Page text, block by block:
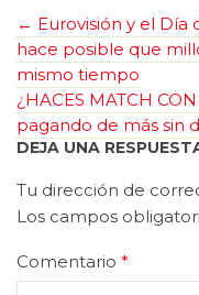
← Eurovisión y el
hace posible que
mismo tiempo
¿HACES MATCH
pagando de más sin
DEJA UNA
Tu dirección de
Los campos
Comentario *